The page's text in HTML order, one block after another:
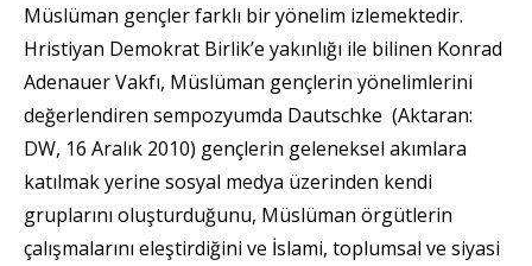
Müslüman gençler farklı bir yönelim izlemektedir.
Hristiyan Demokrat Birlik’e yakınlığı ile bilinen Konrad
Adenauer Vakfı, Müslüman gençlerin yönelimlerini
değerlendiren sempozyumda Dautschke (Aktaran:
DW, 16 Aralık 2010) gençlerin geleneksel akımlara
katılmak yerine sosyal medya üzerinden kendi
gruplarını oluşturduğunu, Müslüman örgütlerin
çalışmalarını eleştirdiğini ve İslami, toplumsal ve siyasi